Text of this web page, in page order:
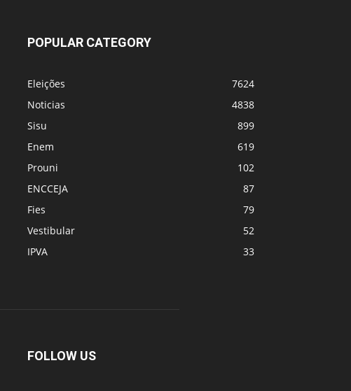
POPULAR CATEGORY
Eleições
7624
Noticias
4838
Sisu
899
Enem
619
Prouni
102
ENCCEJA
87
Fies
79
Vestibular
52
IPVA
33
FOLLOW US